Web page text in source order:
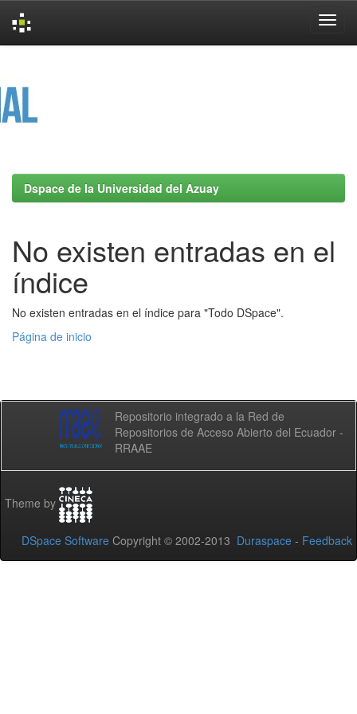
Dspace de la Universidad del Azuay
No existen entradas en el
índice
No existen entradas en el índice para "Todo DSpace".
Página de inicio
Repositorio integrado a la Red de
Repositorios de Acceso Abierto del Ecuador -
RRAAE
Theme by
DSpace Software Copyright © 2002-2013 Duraspace - Feedback